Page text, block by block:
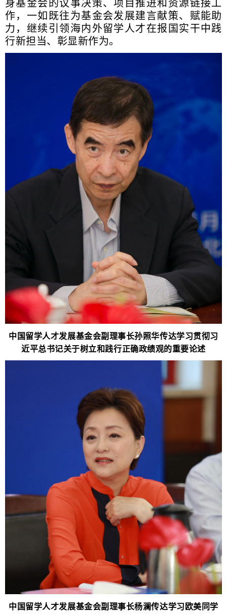
身基金会的议事决策、项目推进和资源链接工
作，一如既往为基金会发展建言献策、赋能助
力，继续引领海内外留学人才在报国实干中践
行新担当、彰显新作为。
中国留学人才发展基金会副理事长孙照华传达学习贯彻习
近平总书记关于树立和践行正确政绩观的重要论述
中国留学人才发展基金会副理事长杨澜传达学习欧美同学